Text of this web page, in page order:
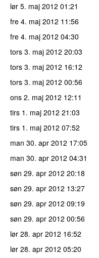
lør 5. maj 2012 01:21
fre 4. maj 2012 11:56
fre 4. maj 2012 04:30
tors 3. maj 2012 20:03
tors 3. maj 2012 16:12
tors 3. maj 2012 00:56
ons 2. maj 2012 12:11
tirs 1. maj 2012 21:03
tirs 1. maj 2012 07:52
man 30. apr 2012 17:05
man 30. apr 2012 04:31
søn 29. apr 2012 20:18
søn 29. apr 2012 13:27
søn 29. apr 2012 09:19
søn 29. apr 2012 00:56
lør 28. apr 2012 16:52
lør 28. apr 2012 05:20